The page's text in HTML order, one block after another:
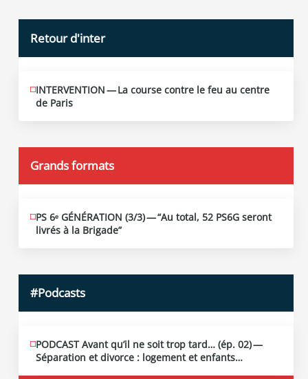
Retour d'inter
JUIN
12
2026
INTERVENTION — La course contre le feu au centre
de Paris
Grands formats
JUIN
19
2026
PS 6ᵉ GÉNÉRATION (3/​3) — “Au total, 52 PS6G seront
livrés à la Brigade”
#Podcasts
MAI
13
2026
PODCAST Avant qu’il ne soit trop tard… (ép. 02) —
Séparation et divorce : logement et enfants…